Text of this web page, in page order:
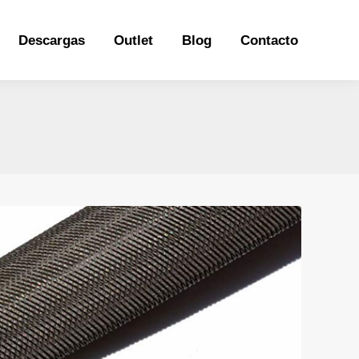
Descargas Outlet Blog Contacto
Descargas Outlet Blog Contacto